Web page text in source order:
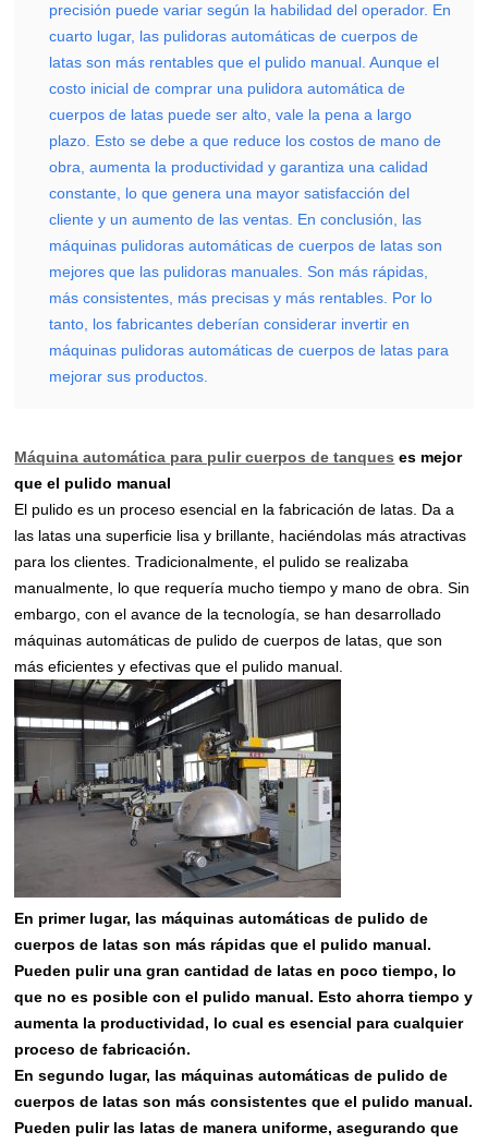
precisión puede variar según la habilidad del operador. En
cuarto lugar, las pulidoras automáticas de cuerpos de
latas son más rentables que el pulido manual. Aunque el
costo inicial de comprar una pulidora automática de
cuerpos de latas puede ser alto, vale la pena a largo
plazo. Esto se debe a que reduce los costos de mano de
obra, aumenta la productividad y garantiza una calidad
constante, lo que genera una mayor satisfacción del
cliente y un aumento de las ventas. En conclusión, las
máquinas pulidoras automáticas de cuerpos de latas son
mejores que las pulidoras manuales. Son más rápidas,
más consistentes, más precisas y más rentables. Por lo
tanto, los fabricantes deberían considerar invertir en
máquinas pulidoras automáticas de cuerpos de latas para
mejorar sus productos.
Máquina automática para pulir cuerpos de tanques es mejor
que el pulido manual
El pulido es un proceso esencial en la fabricación de latas. Da a
las latas una superficie lisa y brillante, haciéndolas más atractivas
para los clientes. Tradicionalmente, el pulido se realizaba
manualmente, lo que requería mucho tiempo y mano de obra. Sin
embargo, con el avance de la tecnología, se han desarrollado
máquinas automáticas de pulido de cuerpos de latas, que son
más eficientes y efectivas que el pulido manual.
En primer lugar, las máquinas automáticas de pulido de
cuerpos de latas son más rápidas que el pulido manual.
Pueden pulir una gran cantidad de latas en poco tiempo, lo
que no es posible con el pulido manual. Esto ahorra tiempo y
aumenta la productividad, lo cual es esencial para cualquier
proceso de fabricación.
En segundo lugar, las máquinas automáticas de pulido de
cuerpos de latas son más consistentes que el pulido manual.
Pueden pulir las latas de manera uniforme, asegurando que